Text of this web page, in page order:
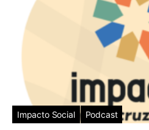
Impacto Social Podcast